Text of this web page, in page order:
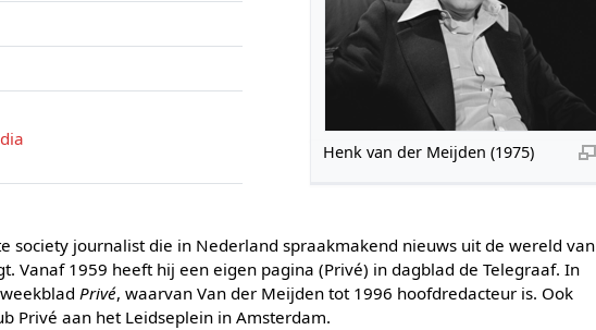
Henk van der Meijden (1975)
society journalist die in Nederland spraakmakend nieuws uit de wereld van
Vanaf 1959 heeft hij een eigen pagina (Privé) in dagblad de Telegraaf. In
Privé, waarvan Van der Meijden tot 1996 hoofdredacteur is. Ook
Privé aan het Leidseplein in Amsterdam.